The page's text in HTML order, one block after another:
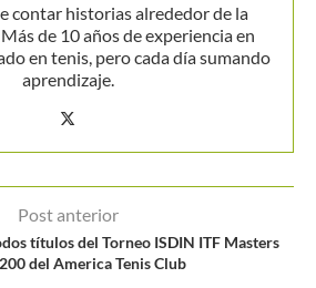
contar historias alrededor de la
de 10 años de experiencia en
en tenis, pero cada día sumando
aprendizaje.
Post anterior
títulos del Torneo ISDIN ITF Masters
del America Tenis Club